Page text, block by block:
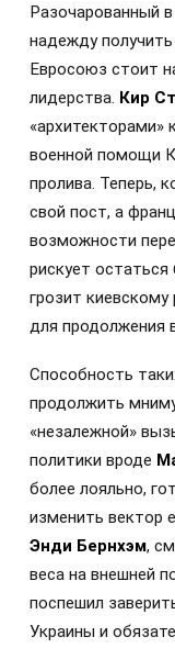
Разочарованный
надежду
Евросоюз стоит
лидерства. Кир
военной помощи
пролива. Теперь,
свой пост, а
возможности
рискует остаться
грозит
для продолжения
Способность
продолжить
«незалежной»
политики вроде
более лояльно,
изменить вектор
Энди Бернхэм,
веса на внешней
поспешил
Украины и